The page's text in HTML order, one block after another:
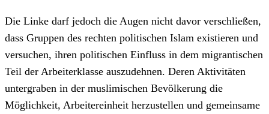
Die Linke darf jedoch die Augen nicht davor verschließen,
dass Gruppen des rechten politischen Islam existieren und
versuchen, ihren politischen Einfluss in dem migrantischen
Teil der Arbeiterklasse auszudehnen. Deren Aktivitäten
untergraben in der muslimischen Bevölkerung die
Möglichkeit, Arbeitereinheit herzustellen und gemeinsame